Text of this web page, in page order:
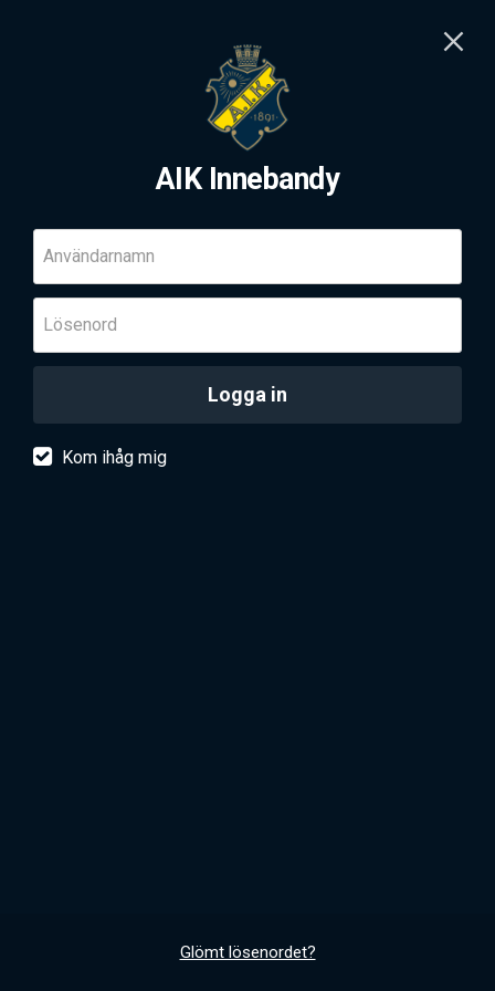
AIK Innebandy
Användarnamn
Lösenord
Logga in
Kom ihåg mig
Glömt lösenordet?